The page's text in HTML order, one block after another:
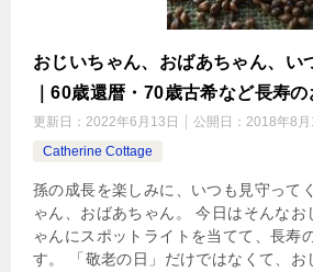
おじいちゃん、おばあちゃん、い
｜60歳還暦・70歳古希など長寿
更新日： 2022年6月13日 公開日： 2018年8月
Catherine Cottage
孫の成長を楽しみに、いつも見守って
ゃん、おばあちゃん。 今日はそんなお
ゃんにスポットライトを当てて、長寿
す。 「敬老の日」だけではなくて、お